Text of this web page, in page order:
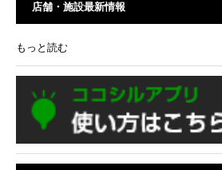
店舗・施設最新情報
もっと読む